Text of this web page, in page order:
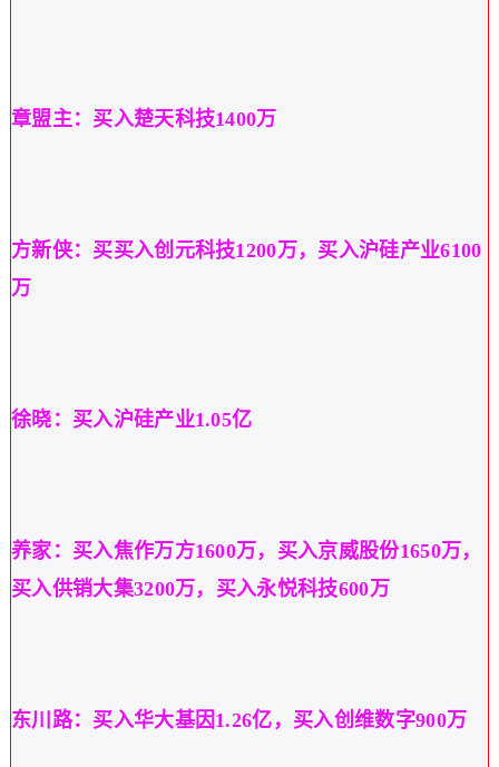
章盟主：买入楚天科技1400万
方新侠：买买入创元科技1200万，买入沪硅产业6100
万
徐晓：买入沪硅产业1.05亿
养家：买入焦作万方1600万，买入京威股份1650万，
买入供销大集3200万，买入永悦科技600万
东川路：买入华大基因1.26亿，买入创维数字900万